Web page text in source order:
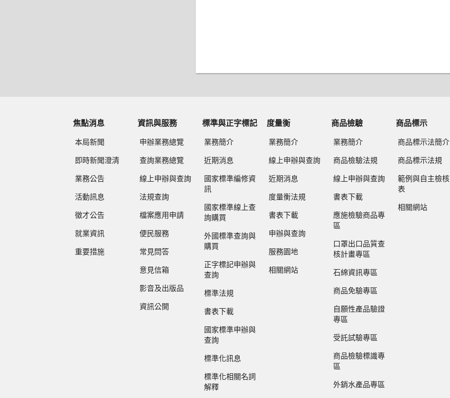
焦點消息
本局新聞
即時新聞澄清
業務公告
活動訊息
徵才公告
就業資訊
重要措施
資訊與服務
申辦業務總覽
查詢業務總覽
線上申辦與查詢
法規查詢
檔案應用申請
便民服務
常見問答
意見信箱
影音及出版品
資訊公開
標準與正字標記
業務簡介
近期消息
國家標準編修資
訊
國家標準線上查
詢購買
外國標準查詢與
購買
正字標記申辦與
查詢
標準法規
書表下載
國家標準申辦與
查詢
標準化訊息
標準化相關名詞
解釋
度量衡
業務簡介
線上申辦與查詢
近期消息
度量衡法規
書表下載
申辦與查詢
服務園地
相關網站
商品檢驗
業務簡介
商品檢驗法規
線上申辦與查詢
書表下載
應施檢驗商品專
區
口罩出口品質查
核計畫專區
石綿資訊專區
商品免驗專區
自願性產品驗證
專區
受託試驗專區
商品檢驗標識專
區
外銷水產品專區
商品標示
商品標示法簡介
商品標示法規
範例與自主檢核
表
相關網站